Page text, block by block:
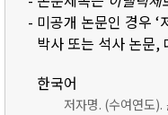
- 미공개 논문인 경우
박사 또는 석사 논문,
한국어
저자명. (수여연도).